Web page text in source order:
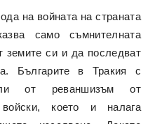
на войната на страната
само съмнителната
земите си и да последват
Българите в Тракия с
от реваншизъм от
което и налага